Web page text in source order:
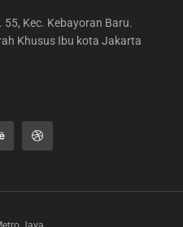
Kec. Kebayoran Baru.
Khusus Ibu kota Jakarta